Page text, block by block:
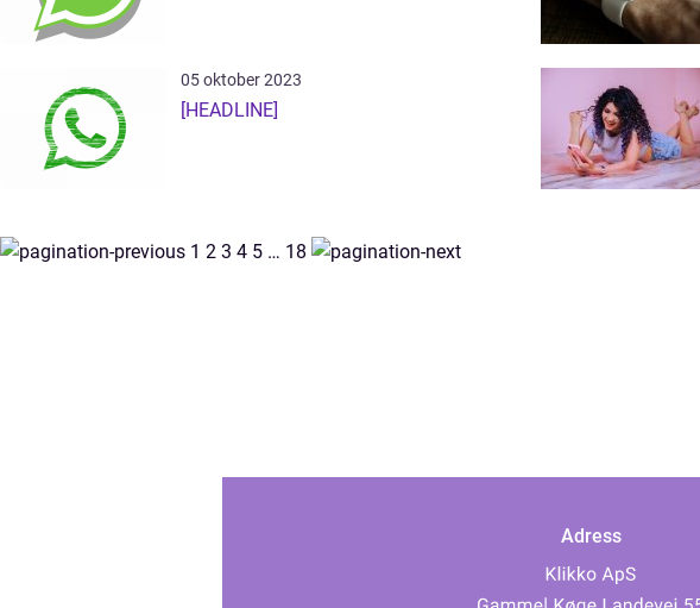
05 oktober 2023
[HEADLINE]
1 2 3 4 5 … 18
Adress